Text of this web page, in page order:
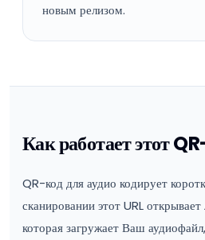
новым релизом.
Как работает этот
QR-код для аудио кодирует
сканировании этот URL
которая загружает Ваш